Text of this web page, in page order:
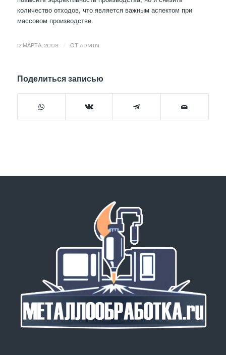
количество отходов, что является важным аспектом при
массовом производстве.
12 МАРТА, 2008 ОТ ADMIN
Поделиться записью